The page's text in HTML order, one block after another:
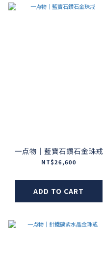
一点物｜藍寶石鑽石金珠戒
NT$26,600
ADD TO CART